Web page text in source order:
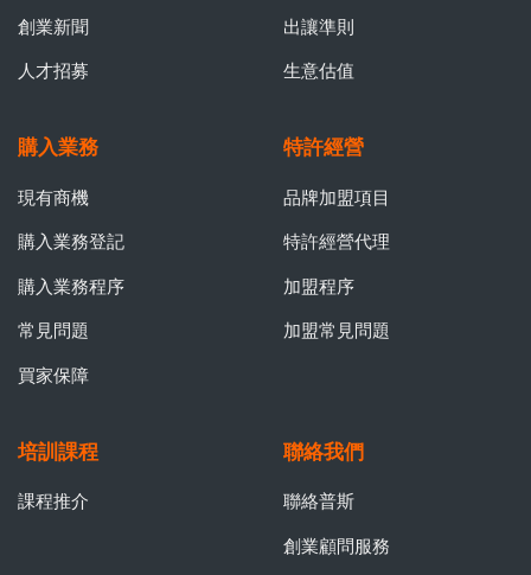
創業新聞
人才招募
出讓準則
生意估值
購入業務
現有商機
購入業務登記
購入業務程序
常見問題
買家保障
特許經營
品牌加盟項目
特許經營代理
加盟程序
加盟常見問題
培訓課程
課程推介
聯絡我們
聯絡普斯
創業顧問服務